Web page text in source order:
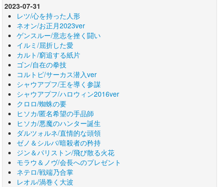
2023-07-31
レツ/心を持った人形
ネオン/お正月2023ver
ゲンスルー/意志を挫く闘い
イルミ/屈折した愛
カルト/窮追する紙片
ゴン/自在の拳技
コルトピ/サーカス潜入ver
シャウアプフ/王を導く参謀
シャウアプフ/ハロウィン2016ver
クロロ/蜘蛛の要
ヒソカ/匿名希望の手品師
ヒソカ/悪魔のハンター誕生
ダルツォルネ/直情的な頭領
ゼノ＆シルバ/暗殺者の矜持
ジン＆パリストン/飛び散る火花
モラウ＆ノヴ/会長へのプレゼント
ネテロ/戦端乃合掌
レオル/渦巻く大波